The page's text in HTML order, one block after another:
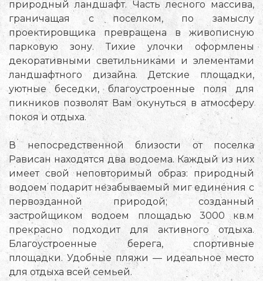
природный ландшафт. Часть лесного массива,
граничащая с поселком, по замыслу
проектировщика превращена в живописную
парковую зону. Тихие улочки оформлены
декоративными светильниками и элементами
ландшафтного дизайна. Детские площадки,
уютные беседки, благоустроенные поля для
пикников позволят Вам окунуться в атмосферу
покоя и отдыха.
В непосредственной близости от поселка
Рависан находятся два водоема. Каждый из них
имеет свой неповторимый образ: природный
водоем подарит незабываемый миг единения с
первозданной природой; созданный
застройщиком водоем площадью 3000 кв.м
прекрасно подходит для активного отдыха.
Благоустроенные берега, спортивные
площадки. Удобные пляжи — идеальное место
для отдыха всей семьей.